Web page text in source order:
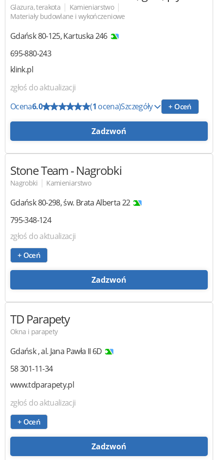
Glazura, terakota | Kamieniarstwo |
Materiały budowlane i wykończeniowe
Gdańsk80-125,Kartuska 246
695-880-243
klink.pl
zgłoś do aktualizacji
Ocena6.0 (1 ocena)Szczegóły + Oceń
Zadzwoń
Stone Team- Nagrobki
Nagrobki | Kamieniarstwo
Gdańsk80-298,św. Brata Alberta 22
795-348-124
zgłoś do aktualizacji
+ Oceń
Zadzwoń
TD Parapety
Okna i parapety
Gdańsk ,al. Jana Pawła II 6D
58 301-11-34
www.tdparapety.pl
zgłoś do aktualizacji
+ Oceń
Zadzwoń